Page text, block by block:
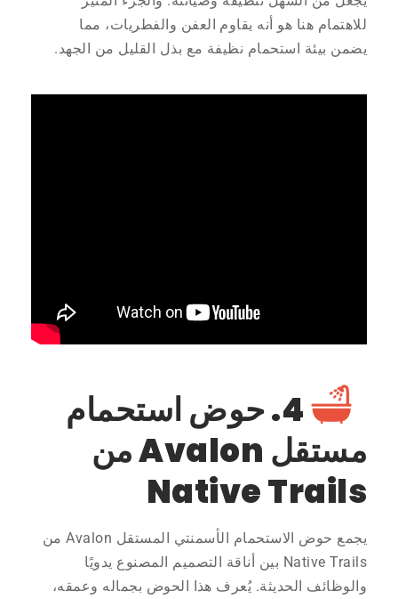
للاهتمام هنا هو أنه يقاوم العفن والفطريات، مما
يضمن بيئة استحمام نظيفة مع بذل القليل من الجهد.
4. حوض استحمام
مستقل Avalon من
Native Trails
يجمع حوض الاستحمام الأسمنتي المستقل Avalon من
Native Trails بين أناقة التصميم المصنوع يدويًا
والوظائف الحديثة. يُعرف هذا الحوض بجماله وعمقه،